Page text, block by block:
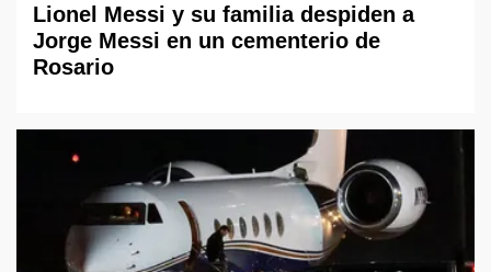
Lionel Messi y su familia despiden a
Jorge Messi en un cementerio de
Rosario